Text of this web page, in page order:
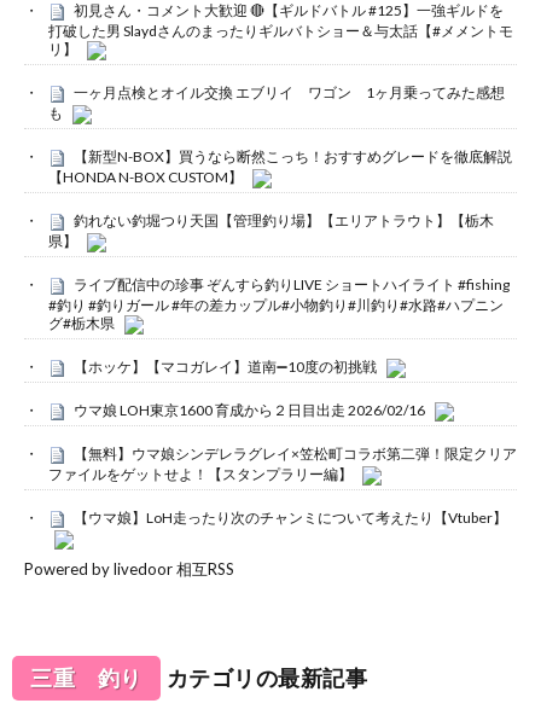
初見さん・コメント大歓迎 🔴【ギルドバトル #125】一強ギルドを
打破した男 Slaydさんのまったりギルバトショー＆与太話【#メメントモ
リ】
一ヶ月点検とオイル交換 エブリイ ワゴン 1ヶ月乗ってみた感想
も
【新型N-BOX】買うなら断然こっち！おすすめグレードを徹底解説
【HONDA N-BOX CUSTOM】
釣れない釣堀つり天国【管理釣り場】【エリアトラウト】【栃木
県】
ライブ配信中の珍事 ぞんすら釣りLIVE ショートハイライト #fishing
#釣り #釣りガール #年の差カップル#小物釣り#川釣り#水路#ハプニン
グ#栃木県
【ホッケ】【マコガレイ】道南➖10度の初挑戦
ウマ娘 LOH東京1600 育成から２日目出走 2026/02/16
【無料】ウマ娘シンデレラグレイ×笠松町コラボ第二弾！限定クリア
ファイルをゲットせよ！【スタンプラリー編】
【ウマ娘】LoH走ったり次のチャンミについて考えたり【Vtuber】
Powered by livedoor 相互RSS
三重 釣り カテゴリの最新記事